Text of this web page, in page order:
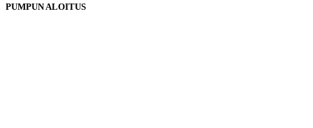
PUMPUN ALOITUS